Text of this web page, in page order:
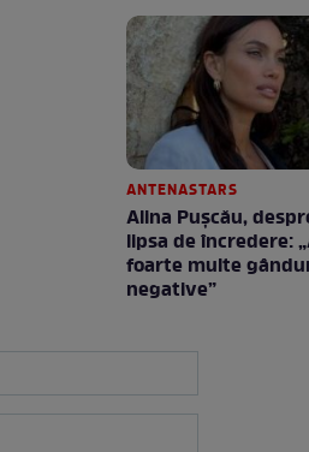
ANTENASTARS
Alina Pușcău,
lipsa de încredere:
foarte multe
negative”